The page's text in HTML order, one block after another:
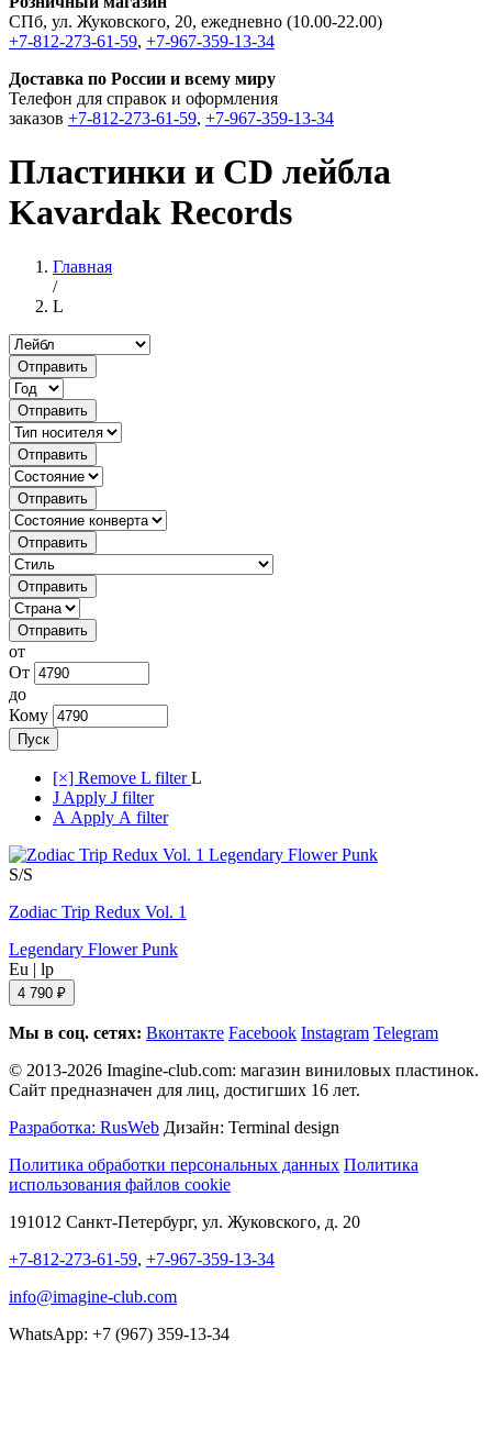
СПб, ул. Жуковского, 20, ежедневно (10.00-22.00)
+7-812-273-61-59, +7-967-359-13-34
Доставка по России и всему миру
Телефон для справок и оформления
заказов +7-812-273-61-59, +7-967-359-13-34
Пластинки и CD лейбла
Kavardak Records
Главная
/
L
Отправить
Отправить
Отправить
Отправить
Отправить
Отправить
Отправить
от
От
до
Кому
Пуск
[×] Remove L filterL
J Apply J filter
А Apply А filter
S/S
Zodiac Trip Redux Vol. 1
Legendary Flower Punk
Eu | lp
4 790 ₽
Мы в соц. сетях: Вконтакте Facebook Instagram Telegram
© 2013-2026 Imagine-club.com: магазин виниловых пластинок.
Сайт предназначен для лиц, достигших 16 лет.
Разработка: RusWeb Дизайн: Terminal design
Политика обработки персональных данных Политика
использования файлов cookie
191012 Санкт-Петербург, ул. Жуковского, д. 20
+7-812-273-61-59, +7-967-359-13-34
info@imagine-club.com
WhatsApp: +7 (967) 359-13-34